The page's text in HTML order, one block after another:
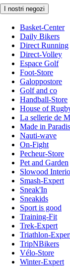
I nostri negozi
Basket-Center
Daily Bikers
Direct Running
Direct-Volley
Espace Golf
Foot-Store
Galoppostore
Golf and co
Handball-Store
House of
La sellerie de
Made in Paradis
Nauti-wave
On-Fight
Pecheur-Store
Pet and Garden
Slowood
Smash-Expert
Sneak'In
Sneakids
Sport is good
Training-Fit
Trek-Expert
Triathlon-
TripNBikers
Vélo-Store
Winter-Expert